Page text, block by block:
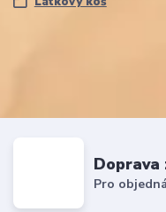
Doprava
Pro